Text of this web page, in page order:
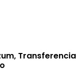
Transferencia